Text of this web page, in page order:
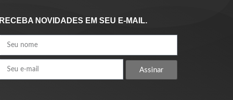
RECEBA NOVIDADES EM SEU E-MAIL.
Assinar